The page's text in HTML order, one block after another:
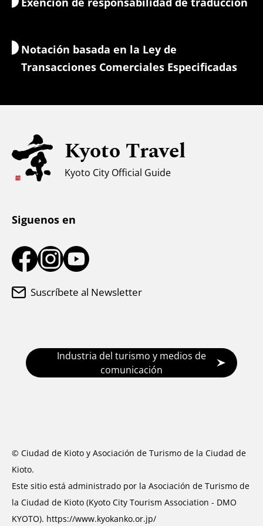
Alojamientos
Guías-intérpretes
Cambio de moneda/Impuestos
Información de seguridad
Apoyo a los musulmanes
Clima y ropa
Notación basada en la Ley de
Transacciones Comerciales Especificadas
Kyoto Travel
Kyoto City Official Guide
Siguenos en
Suscríbete al Newsletter
Industria del turismo y medios de
comunicación
© Ciudad de Kioto y Asociación de Turismo de la Ciudad de
Kioto.
Este sitio está administrado por la Asociación de Turismo de
la Ciudad de Kioto (Kyoto City Tourism Association - DMO
KYOTO). https://www.kyokanko.or.jp/